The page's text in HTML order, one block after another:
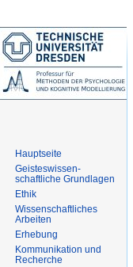
Hauptseite
Geisteswissen-
schaftliche Grundlagen
Ethik
Wissenschaftliches
Arbeiten
Erhebung
Kommunikation und
Recherche